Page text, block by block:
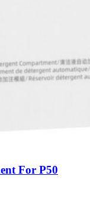
For P50